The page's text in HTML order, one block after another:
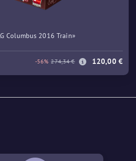
Columbus 2016 Train»
-56% 274,34 € 120,00 €